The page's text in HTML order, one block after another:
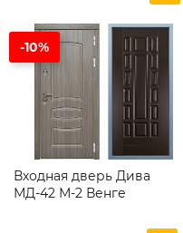
-10%
Входная дверь Дива
МД-42 М-2 Венге